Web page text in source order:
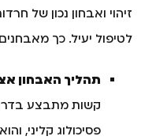
זיהוי ואבחון נכון של
לטיפול יעיל. כך
תהליך האבחון
קשות מתבצע
פסיכולוג קליני,